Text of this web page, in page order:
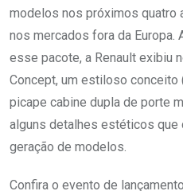
modelos nos próximos quatro
nos mercados fora da Europa.
esse pacote, a Renault exibiu
Concept, um estiloso conceito
picape cabine dupla de porte
alguns detalhes estéticos que
geração de modelos.
Confira o evento de